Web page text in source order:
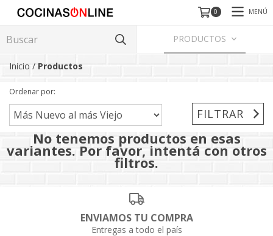
0 MENÚ
PRODUCTOS
Inicio / Productos
Ordenar por:
FILTRAR
No tenemos productos en esas
variantes. Por favor, intentá con otros
filtros.
ENVIAMOS TU COMPRA
Entregas a todo el país